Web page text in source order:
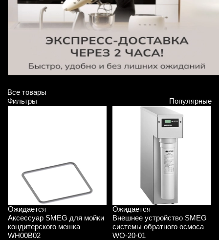
Все товары
Фильтры
Популярные
Ожидается
Аксессуар SMEG для мойки
кондитерского мешка
WH00B02
Ожидается
Внешнее устройство SMEG
системы обратного осмоса
WO-20-01